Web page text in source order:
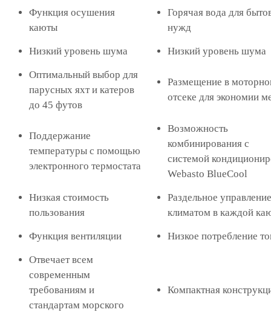
Функция осушения
каюты
Горячая вода для
нужд
Низкий уровень шума Низкий уровень шума
Оптимальный выбор для
парусных яхт и катеров
до 45 футов
Размещение в
отсеке для экономии
Поддержание
температуры с помощью
электронного термостата
Возможность
комбинирования с
системой
Webasto BlueCool
Низкая стоимость
пользования
Раздельное управление
климатом в каждой
Функция вентиляции Низкое потребление
Отвечает всем
современным
требованиям и
стандартам морского
Компактная